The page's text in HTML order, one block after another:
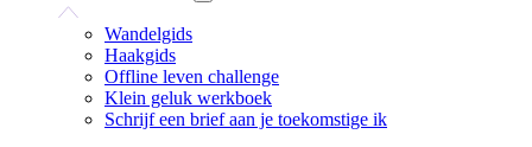
Wandelgids
Haakgids
Offline leven challenge
Klein geluk werkboek
Schrijf een brief aan je toekomstige ik